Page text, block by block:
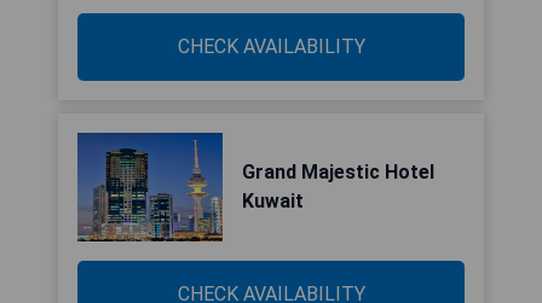
CHECK AVAILABILITY
Grand Majestic Hotel
Kuwait
CHECK AVAILABILITY